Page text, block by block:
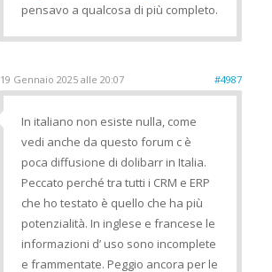
pensavo a qualcosa di più completo.
19 Gennaio 2025 alle 20:07 #4987
In italiano non esiste nulla, come
vedi anche da questo forum c è
poca diffusione di dolibarr in Italia.
Peccato perché tra tutti i CRM e ERP
che ho testato è quello che ha più
potenzialità. In inglese e francese le
informazioni d’ uso sono incomplete
e frammentate. Peggio ancora per le